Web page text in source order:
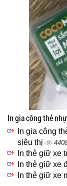
In gia công thẻ
In gia công
siêu thị
In thẻ giữ xe
In thẻ giữ xe
In thẻ giữ xe